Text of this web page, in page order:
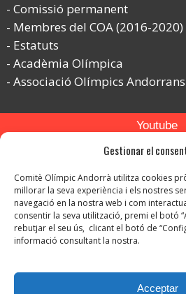
Gestionar el
Comitè Olímpic Andorrà utilitza cookies
millorar la seva experiència i els nostres
navegació en la nostra web i com
consentir la seva utilització, premi el botó
rebutjar el seu ús, clicant el botó de
informació consultant la nostra.
Acceptar
Comissió permanent
Membres del COA (2016-2020)
Estatuts
Acadèmia Olímpica
Associació Olímpics Andorrans
Youtube
Flickr
Instagram
© Copyright 2026. Tots els